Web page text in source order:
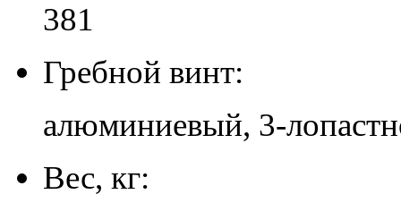
381
Гребной винт:
алюминиевый, 3-
Вес, кг: